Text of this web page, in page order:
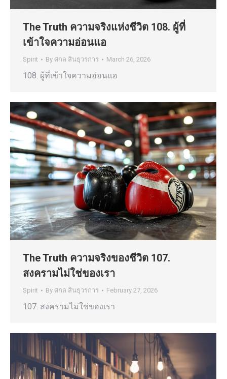
The Truth ความจริงแห่งชีวิต 108. ผู้ที่
เข้าใจความอ่อนแอ
Spirit By ศกล สินธุวรการ March 26, 2026
108. ผู้ที่เข้าใจความอ่อนแอ
The Truth ความจริงของชีวิต 107.
สงครามไม่ใช่ของเรา
Spirit By ศกล สินธุวรการ February 27, 2026
107. สงครามไม่ใช่ของเรา